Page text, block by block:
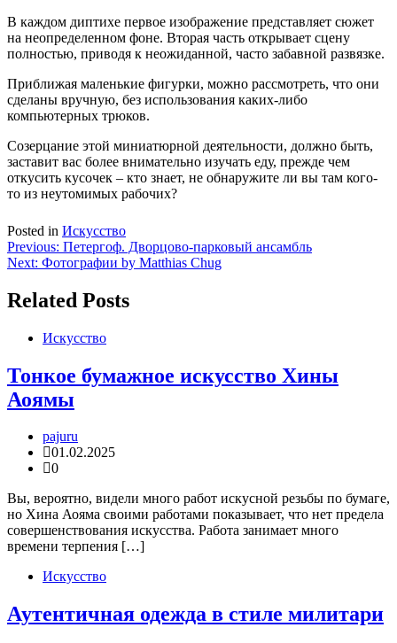
В каждом диптихе первое изображение представляет сюжет
на неопределенном фоне. Вторая часть открывает сцену
полностью, приводя к неожиданной, часто забавной развязке.
Приближая маленькие фигурки, можно рассмотреть, что они
сделаны вручную, без использования каких-либо
компьютерных трюков.
Созерцание этой миниатюрной деятельности, должно быть,
заставит вас более внимательно изучать еду, прежде чем
откусить кусочек – кто знает, не обнаружите ли вы там кого-
то из неутомимых рабочих?
Posted in Искусство
Навигация
по
записям
Previous: Петергоф. Дворцово-парковый ансамбль
Next: Фотографии by Matthias Chug
Related Posts
Искусство
Тонкое бумажное искусство Хины
Аоямы
pajuru
01.02.2025
0
Вы, вероятно, видели много работ искусной резьбы по бумаге,
но Хина Аояма своими работами показывает, что нет предела
совершенствования искусства. Работа занимает много
времени терпения […]
Искусство
Аутентичная одежда в стиле милитари